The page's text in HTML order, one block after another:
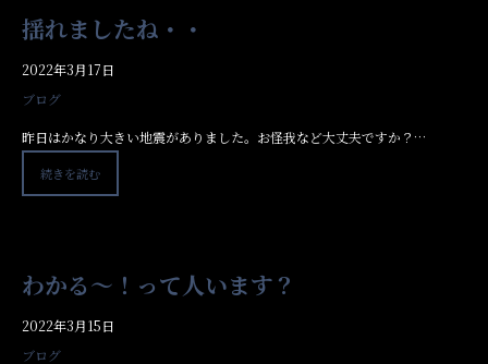
揺れましたね・・
2022年3月17日
ブログ
昨日はかなり大きい地震がありました。お怪我など大丈夫ですか？…
続きを読む
わかる～！って人います？
2022年3月15日
ブログ